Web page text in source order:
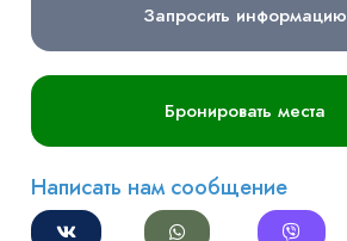
Запросить информацию
Бронировать места
Написать нам сообщение